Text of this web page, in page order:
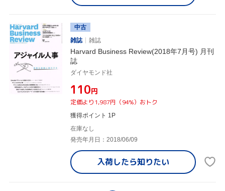
中古
雑誌
雑誌
Harvard Business Review(2018年7月号) 月刊
誌
ダイヤモンド社
¥110円
定価より1,987円（94%）おトク
獲得ポイント 1P
在庫なし
発売年月日：2018/06/09
入荷したら知りたい